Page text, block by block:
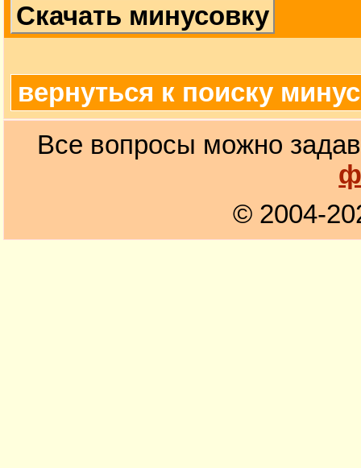
Скачать минусовку
вернуться к поиску
Все вопросы можно
© 2004-